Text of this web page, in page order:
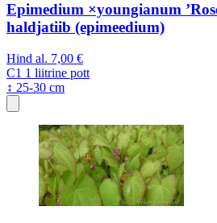
Epimedium ×youngianum
haldjatiib (epimeedium)
Hind al. 7,00 €
C1 1 liitrine pott
↕ 25-30 cm